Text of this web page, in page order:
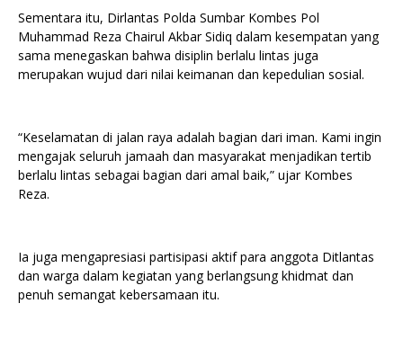
Sementara itu, Dirlantas Polda Sumbar Kombes Pol
Muhammad Reza Chairul Akbar Sidiq dalam kesempatan yang
sama menegaskan bahwa disiplin berlalu lintas juga
merupakan wujud dari nilai keimanan dan kepedulian sosial.
“Keselamatan di jalan raya adalah bagian dari iman. Kami ingin
mengajak seluruh jamaah dan masyarakat menjadikan tertib
berlalu lintas sebagai bagian dari amal baik,” ujar Kombes
Reza.
Ia juga mengapresiasi partisipasi aktif para anggota Ditlantas
dan warga dalam kegiatan yang berlangsung khidmat dan
penuh semangat kebersamaan itu.